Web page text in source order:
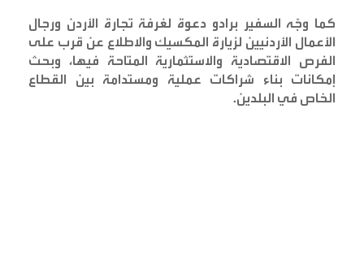
كما وجّه السفير برادو دعوة لغرفة تجارة الأردن ورجال
الأعمال الأردنيين لزيارة المكسيك والاطلاع عن قرب على
الفرص الاقتصادية والاستثمارية المتاحة فيها، وبحث
إمكانات بناء شراكات عملية ومستدامة بين القطاع
الخاص في البلدين.